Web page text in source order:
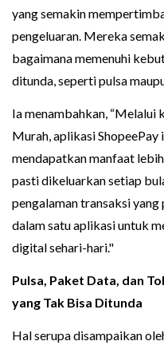
yang semakin
pengeluaran. Mereka
bagaimana memenuhi
ditunda, seperti pulsa
Ia menambahkan, “Melalui
Murah, aplikasi
mendapatkan manfaat
pasti dikeluarkan setiap
pengalaman transaksi
dalam satu aplikasi untuk
digital sehari-hari."
Pulsa, Paket Data, dan
yang Tak Bisa Ditunda
Hal serupa disampaikan